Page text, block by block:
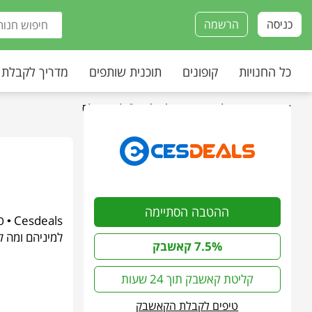
הרשמה כניסה
כל החנויות קופונים תוכנית שותפים מדריך
עמוד הבית כל החנויות Cesdeals | ססדילס
ההטבה הסתיימה
7.5% קאשבק
קליטת קאשבק תוך 24 שעות
טיפים לקבלת הקאשבק
למיניהם